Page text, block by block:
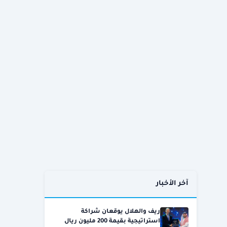
آخر الأخبار
ريف والهلال يوقعان شراكة
استراتيجية بقيمة 200 مليون ريال